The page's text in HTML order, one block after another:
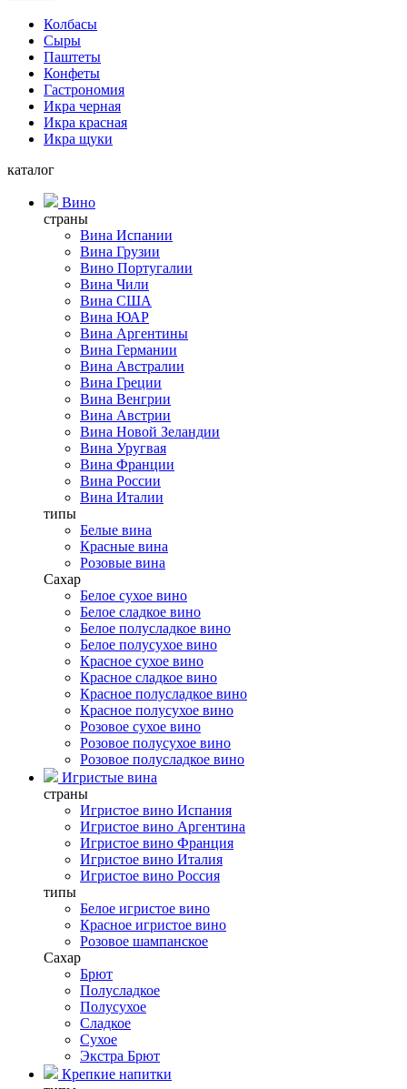
Колбасы
Сыры
Паштеты
Конфеты
Гастрономия
Икра черная
Икра красная
Икра щуки
каталог
Вино
страны
Вина Испании
Вина Грузии
Вино Португалии
Вина Чили
Вина США
Вина ЮАР
Вина Аргентины
Вина Германии
Вина Австралии
Вина Греции
Вина Венгрии
Вина Австрии
Вина Новой Зеландии
Вина Уругвая
Вина Франции
Вина России
Вина Италии
типы
Белые вина
Красные вина
Розовые вина
Сахар
Белое сухое вино
Белое сладкое вино
Белое полусладкое вино
Белое полусухое вино
Красное сухое вино
Красное сладкое вино
Красное полусладкое вино
Красное полусухое вино
Розовое сухое вино
Розовое полусухое вино
Розовое полусладкое вино
Игристые вина
страны
Игристое вино Испания
Игристое вино Аргентина
Игристое вино Франция
Игристое вино Италия
Игристое вино Россия
типы
Белое игристое вино
Красное игристое вино
Розовое шампанское
Сахар
Брют
Полусладкое
Полусухое
Сладкое
Сухое
Экстра Брют
Крепкие напитки